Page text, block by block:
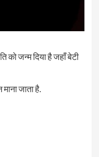
को जन्म दिया है जहाँ बेटी
जाता है.